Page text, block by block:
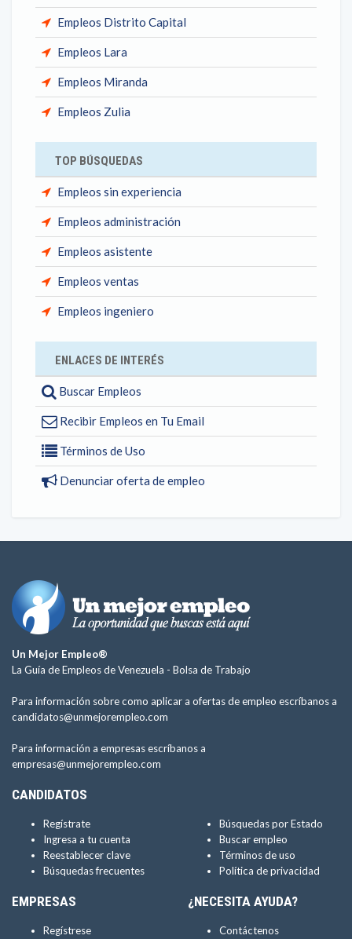
Empleos Distrito Capital
Empleos Lara
Empleos Miranda
Empleos Zulia
TOP BÚSQUEDAS
Empleos sin experiencia
Empleos administración
Empleos asistente
Empleos ventas
Empleos ingeniero
ENLACES DE INTERÉS
Buscar Empleos
Recibir Empleos en Tu Email
Términos de Uso
Denunciar oferta de empleo
Un Mejor Empleo®
La Guía de Empleos de Venezuela - Bolsa de Trabajo
Para información sobre como aplicar a ofertas de empleo escríbanos a
candidatos@unmejorempleo.com
Para información a empresas escríbanos a
empresas@unmejorempleo.com
CANDIDATOS
Regístrate
Ingresa a tu cuenta
Reestablecer clave
Búsquedas frecuentes
Búsquedas por Estado
Buscar empleo
Términos de uso
Política de privacidad
EMPRESAS
Regístrese
¿NECESITA AYUDA?
Contáctenos